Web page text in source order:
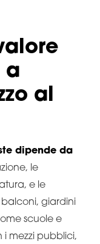
a
al
dipende da
le
e le
giardini
scuole e
mezzi pubblici,